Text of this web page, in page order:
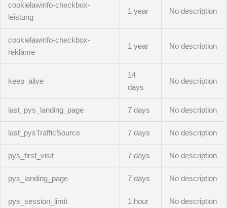
cookielawinfo-checkbox-
leistung
1 year No description
cookielawinfo-checkbox-
reklame
1 year No description
keep_alive
14
days
No description
last_pys_landing_page 7 days No description
last_pysTrafficSource 7 days No description
pys_first_visit 7 days No description
pys_landing_page 7 days No description
pys_session_limit 1 hour No description